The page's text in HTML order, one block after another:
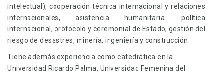
intelectual), cooperación técnica internacional y relaciones
internacionales, asistencia humanitaria, política
internacional, protocolo y ceremonial de Estado, gestión del
riesgo de desastres, minería, ingeniería y construcción.
Tiene además experiencia como catedrática en la
Universidad Ricardo Palma, Universidad Femenina del